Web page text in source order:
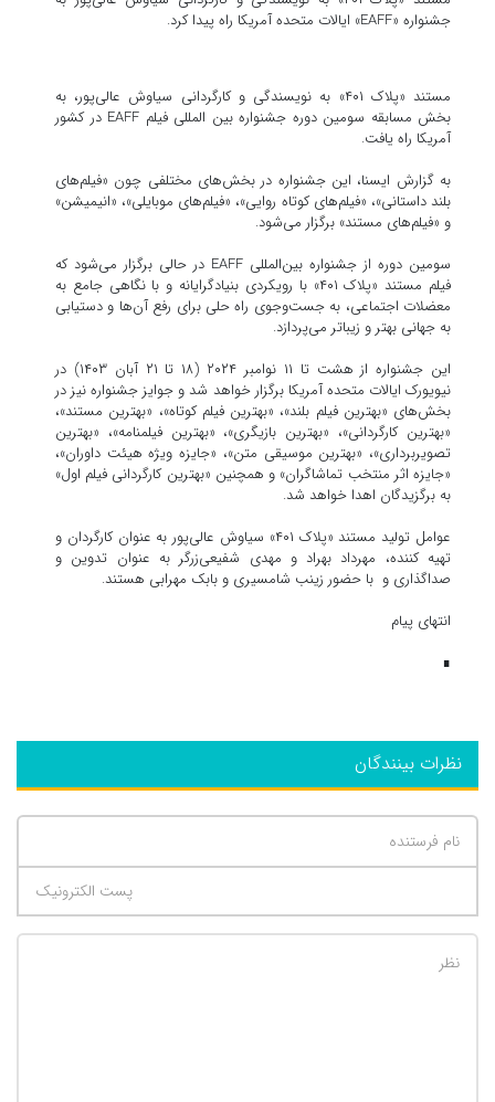
جشنواره «EAFF» ایالات متحده آمریکا راه پیدا کرد.
مستند «پلاک ۴۰۱» به نویسندگی و کارگردانی سیاوش عالی‌پور، به
بخش مسابقه‌ سومین دوره جشنواره بین المللی فیلم EAFF در کشور
آمریکا راه یافت.
به گزارش ایسنا، این جشنواره در بخش‌های مختلفی چون «فیلم‌های
بلند داستانی»، «فیلم‌های کوتاه روایی»، «فیلم‌های موبایلی»، «انیمیشن»
و «فیلم‌های مستند» برگزار می‌شود.
سومین دوره از جشنواره بین‌المللی EAFF در حالی برگزار می‌شود که
فیلم مستند «پلاک ۴۰۱» با رویکردی بنیادگرایانه و با نگاهی جامع به
معضلات اجتماعی، به جست‌وجوی راه حلی برای رفع آن‌ها و دستیابی
به جهانی بهتر و زیباتر می‌پردازد.
این جشنواره از هشت تا ۱۱ نوامبر ۲۰۲۴ (۱۸ تا ۲۱ آبان ۱۴۰۳) در
نیویورک ایالات متحده آمریکا برگزار خواهد شد و جوایز جشنواره نیز در
بخش‌های «بهترین فیلم بلند»، «بهترین فیلم کوتاه»، «بهترین مستند»،
«بهترین کارگردانی»، «بهترین بازیگری»، «بهترین فیلمنامه»، «بهترین
تصویربرداری»، «بهترین موسیقی متن»، «جایزه ویژه هیئت داوران»،
«جایزه اثر منتخب تماشاگران» و همچنین «بهترین کارگردانی فیلم اول»
به برگزیدگان اهدا خواهد شد.
عوامل تولید مستند «پلاک ۴۰۱» سیاوش عالی‌پور به عنوان کارگردان و
تهیه کننده، مهرداد بهراد و مهدی شفیعی‌زرگر به عنوان تدوین و
صداگذاری و با حضور زینب شامسیری و بابک مهرابی هستند.
انتهای پیام
∎
نظرات بینندگان